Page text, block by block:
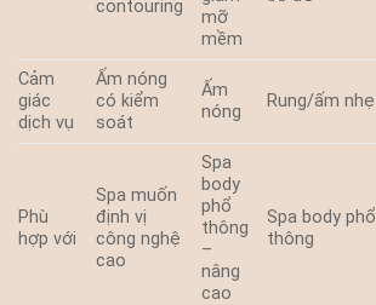
contouring
mỡ
mềm
Cảm
giác
dịch vụ
Ấm nóng
có kiểm
soát
Ấm
nóng
Rung/ấm nhẹ
Phù
hợp với
Spa muốn
định vị
công nghệ
cao
Spa
body
phổ
thông
–
nâng
cao
Spa body phổ
thông